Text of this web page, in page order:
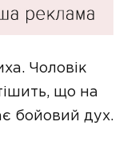
Чоловік
що на
бойовий дух.